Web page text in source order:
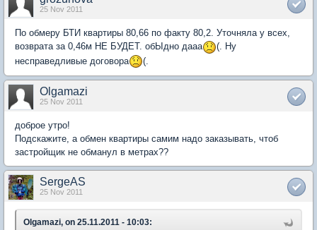
25 Nov 2011
По обмеру БТИ квартиры 80,66 по факту 80,2. Уточняла у всех,
возврата за 0,46м НЕ БУДЕТ. обЫдно дааа
(. Ну
несправедливые договора
(.
Olgamazi
25 Nov 2011
доброе утро!
Подскажите, а обмен квартиры самим надо заказывать, чтоб
застройщик не обманул в метрах??
SergeAS
25 Nov 2011
Olgamazi, on 25.11.2011 - 10:03: